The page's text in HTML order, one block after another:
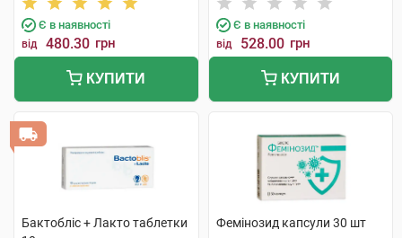
Є в наявності
від 480.30 грн
КУПИТИ
Є в наявності
від 528.00 грн
КУПИТИ
Бактобліс + Лакто таблетки
Фемінозид капсули 30 шт